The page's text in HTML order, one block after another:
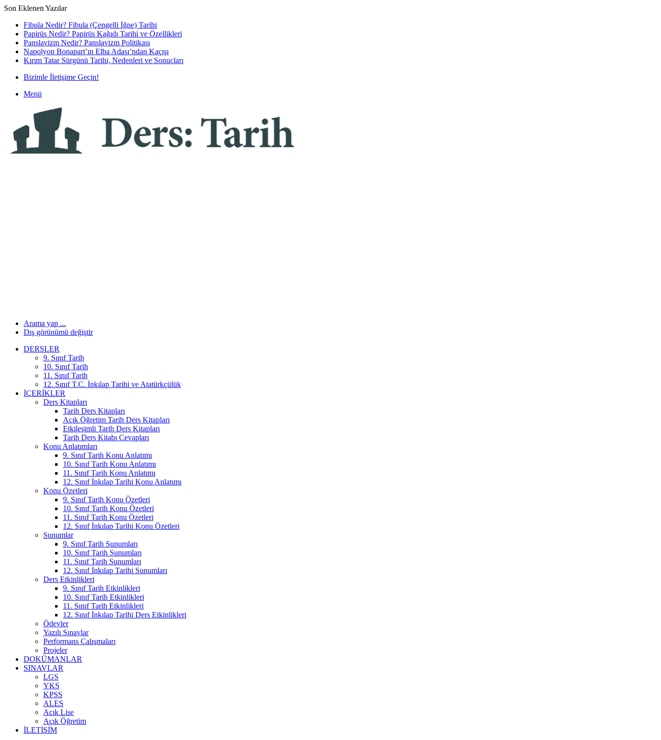
Son Eklenen Yazılar
Fibula Nedir? Fibula (Çengelli İğne) Tarihi
Papirüs Nedir? Papirüs Kağıdı Tarihi ve Özellikleri
Panslavizm Nedir? Panslavizm Politikası
Napolyon Bonapart’ın Elba Adası’ndan Kaçışı
Kırım Tatar Sürgünü Tarihi, Nedenleri ve Sonuçları
Bizimle İletişime Geçin!
Menü
Arama yap ...
Dış görünümü değiştir
DERSLER
9. Sınıf Tarih
10. Sınıf Tarih
11. Sınıf Tarih
12. Sınıf T.C. İnkılap Tarihi ve Atatürkçülük
İÇERIKLER
Ders Kitapları
Tarih Ders Kitapları
Açık Öğretim Tarih Ders Kitapları
Etkileşimli Tarih Ders Kitapları
Tarih Ders Kitabı Cevapları
Konu Anlatımları
9. Sınıf Tarih Konu Anlatımı
10. Sınıf Tarih Konu Anlatımı
11. Sınıf Tarih Konu Anlatımı
12. Sınıf İnkılap Tarihi Konu Anlatımı
Konu Özetleri
9. Sınıf Tarih Konu Özetleri
10. Sınıf Tarih Konu Özetleri
11. Sınıf Tarih Konu Özetleri
12. Sınıf İnkılap Tarihi Konu Özetleri
Sunumlar
9. Sınıf Tarih Sunumları
10. Sınıf Tarih Sunumları
11. Sınıf Tarih Sunumları
12. Sınıf İnkılap Tarihi Sunumları
Ders Etkinlikleri
9. Sınıf Tarih Etkinlikleri
10. Sınıf Tarih Etkinlikleri
11. Sınıf Tarih Etkinlikleri
12. Sınıf İnkılap Tarihi Ders Etkinlikleri
Ödevler
Yazılı Sınavlar
Performans Çalışmaları
Projeler
DOKÜMANLAR
SINAVLAR
LGS
YKS
KPSS
ALES
Açık Lise
Açık Öğretim
İLETIŞIM